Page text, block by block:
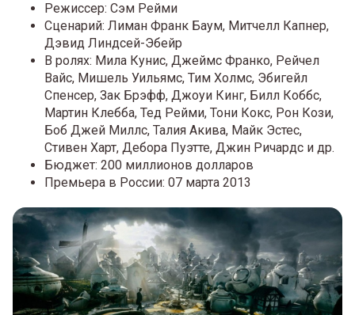
Режиссер: Сэм Рейми
Сценарий: Лиман Франк Баум, Митчелл Капнер,
Дэвид Линдсей-Эбейр
В ролях: Мила Кунис, Джеймс Франко, Рейчел
Вайс, Мишель Уильямс, Тим Холмс, Эбигейл
Спенсер, Зак Брэфф, Джоуи Кинг, Билл Коббс,
Мартин Клебба, Тед Рейми, Тони Кокс, Рон Кози,
Боб Джей Миллс, Талия Акива, Майк Эстес,
Стивен Харт, Дебора Пуэтте, Джин Ричардс и др.
Бюджет: 200 миллионов долларов
Премьера в России: 07 марта 2013